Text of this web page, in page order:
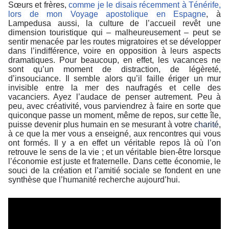
Sœurs et frères,comme je le disais récemment à Ténérife,
lors de mon Voyage apostolique en Espagne, à
Lampedusa aussi, la culture de l’accueil revêt une
dimension touristique qui – malheureusement – peut se
sentir menacée par les routes migratoires et se développer
dans l’indifférence, voire en opposition à leurs aspects
dramatiques. Pour beaucoup, en effet, les vacances ne
sont qu’un moment de distraction, de légèreté,
d’insouciance. Il semble alors qu’il faille ériger un mur
invisible entre la mer des naufragés et celle des
vacanciers. Ayez l’audace de penser autrement. Peu à
peu, avec créativité, vous parviendrez à faire en sorte que
quiconque passe un moment, même de repos, sur cette île,
puisse devenir plus humain en se mesurant à votre charité,
à ce que la mer vous a enseigné, aux rencontres qui vous
ont formés. Il y a en effet un véritable repos là où l’on
retrouve le sens de la vie ; et un véritable bien-être lorsque
l’économie est juste et fraternelle. Dans cette économie, le
souci de la création et l’amitié sociale se fondent en une
synthèse que l’humanité recherche aujourd’hui.